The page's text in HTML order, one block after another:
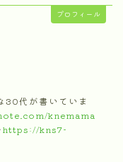
プロフィール
30代が書いていま
knemama
https://kns7-